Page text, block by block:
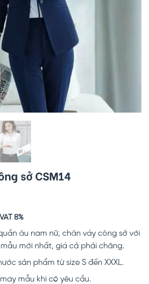
sở CSM14
8%
âu nam nữ, chân váy công sở với
mới nhất, giá cả phải chăng.
sản phẩm từ size S đến XXXL.
mẫu khi có yêu cầu.